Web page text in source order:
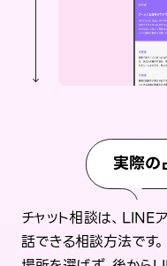
実際の
チャット相談は、LINE
話できる相談方法です。